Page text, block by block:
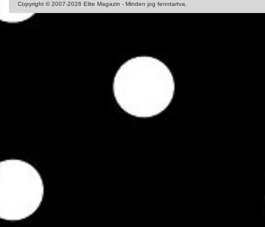
Copyright © 2007-2026 Elite Magazin - Minden jog fenntartva.